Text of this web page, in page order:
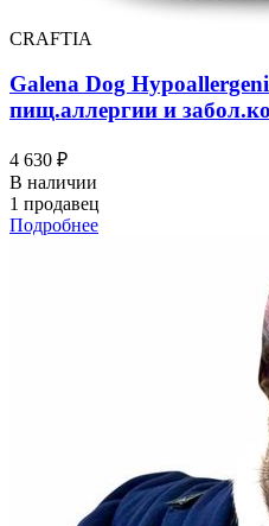
CRAFTIA
Galena Dog
пищ.аллергии и
4 630 ₽
В наличии
1 продавец
Подробнее